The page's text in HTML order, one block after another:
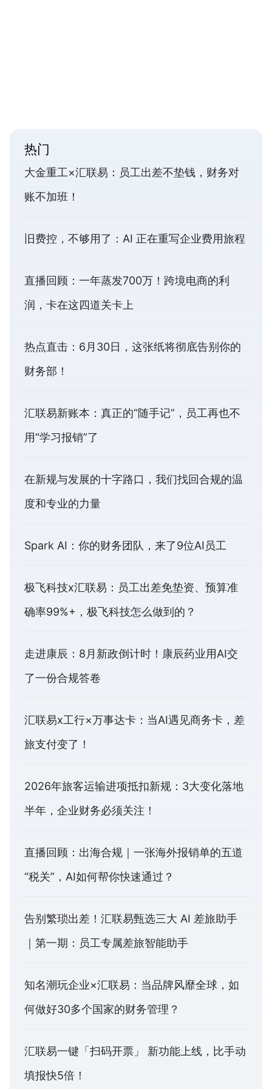
热门
大金重工×汇联易：员工出差不垫钱，财务对
账不加班！
旧费控，不够用了：AI 正在重写企业费用旅程
直播回顾：一年蒸发700万！跨境电商的利
润，卡在这四道关卡上
热点直击：6月30日，这张纸将彻底告别你的
财务部！
汇联易新账本：真正的“随手记”，员工再也不
用“学习报销”了
在新规与发展的十字路口，我们找回合规的温
度和专业的力量
Spark AI：你的财务团队，来了9位AI员工
极飞科技x汇联易：员工出差免垫资、预算准
确率99%+，极飞科技怎么做到的？
走进康辰：8月新政倒计时！康辰药业用AI交
了一份合规答卷
汇联易x工行×万事达卡：当AI遇见商务卡，差
旅支付变了！
2026年旅客运输进项抵扣新规：3大变化落地
半年，企业财务必须关注！
直播回顾：出海合规｜一张海外报销单的五道
“税关”，AI如何帮你快速通过？
告别繁琐出差！汇联易甄选三大 AI 差旅助手
｜第一期：员工专属差旅智能助手
知名潮玩企业×汇联易：当品牌风靡全球，如
何做好30多个国家的财务管理？
汇联易一键「扫码开票」 新功能上线，比手动
填报快5倍！